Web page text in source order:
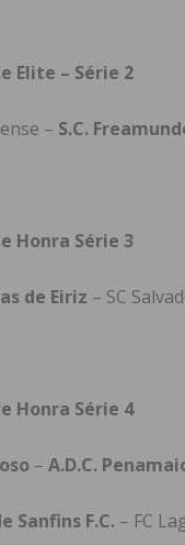
Elite – Série 2
– S.C.
Honra Série 3
de Eiriz – SC
Honra Série 4
– A.D.C.
Sanfins F.C. – FC